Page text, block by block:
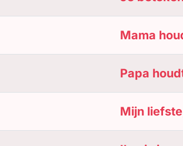
Mama
Papa
Mijn